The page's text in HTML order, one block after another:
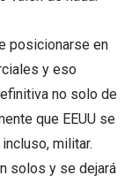
posicionarse en
y eso
no solo de
que EEUU se
militar.
solos y se dejará